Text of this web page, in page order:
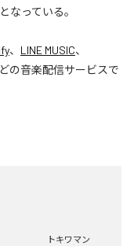
なっている。
、 LINE MUSIC、
の音楽配信サービスで
トキワマン